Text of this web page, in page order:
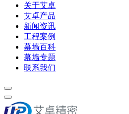
关于艾卓
艾卓产品
新闻资讯
工程案例
幕墙百科
幕墙专题
联系我们